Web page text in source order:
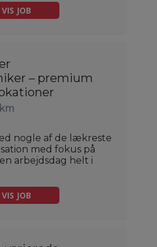
VIS JOB
– premium
nogle af de lækreste
med fokus på
arbejdsdag helt i
VIS JOB